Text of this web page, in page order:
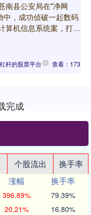
南县公安局在"净网
中，成功侦破一起数码
算机信息系统案，打
赃"全链条跨区域犯
....
杆的股票平台 查看：173
完成
个股流出
换手率
涨幅
换手率
396.89% 79.39%
20.21% 16.80%